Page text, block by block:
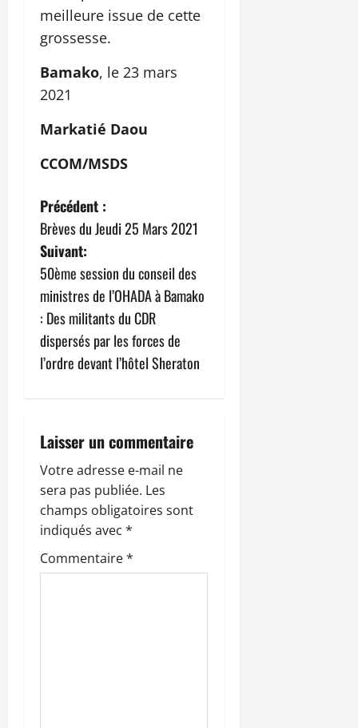
meilleure issue de cette
grossesse.
Bamako, le 23 mars
2021
Markatié Daou
CCOM/MSDS
N
a
v
i
g
a
i
o
n
d
’
Précédent :
Brèves du Jeudi 25 Mars 2021
Suivant:
50ème session du conseil des
ministres de l’OHADA à Bamako
: Des militants du CDR
dispersés par les forces de
l’ordre devant l’hôtel Sheraton
Laisser un commentaire
Votre adresse e-mail ne
sera pas publiée. Les
champs obligatoires sont
indiqués avec *
Commentaire*